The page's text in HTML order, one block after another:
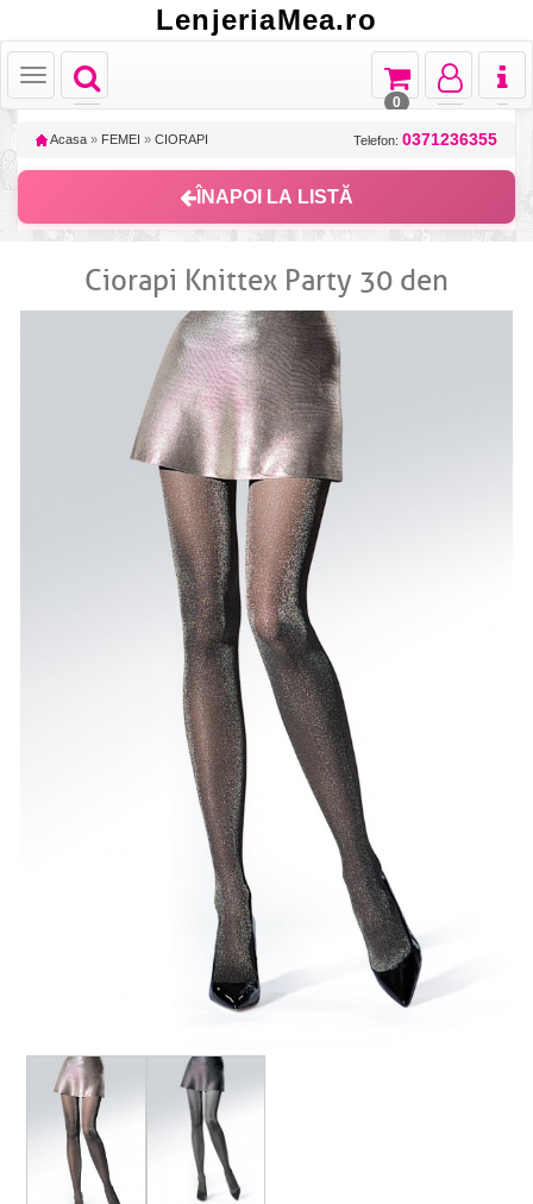
LenjeriaMea.ro
Toggle
navigation
Toggle
Toggle
navigation
Toggle
navigation
Toggle
navigation
0
Acasa » FEMEI » CIORAPI Telefon: 0371236355
ÎNAPOI LA LISTĂ
Ciorapi Knittex Party 30 den